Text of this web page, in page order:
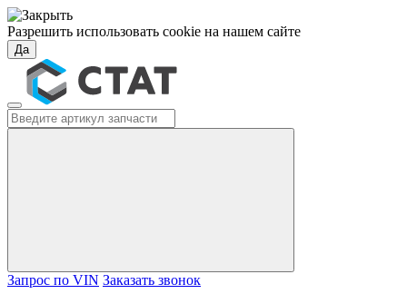
Разрешить использовать cookie на нашем сайте
Да
Запрос по VIN Заказать звонок